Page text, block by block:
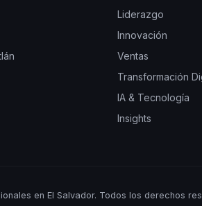
Liderazgo
Innovación
Ventas
Transformación
IA & Tecnología
Insights
en El Salvador. Todos los derechos